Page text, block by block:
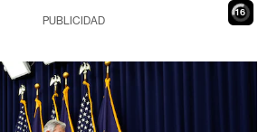
15
PUBLICIDAD